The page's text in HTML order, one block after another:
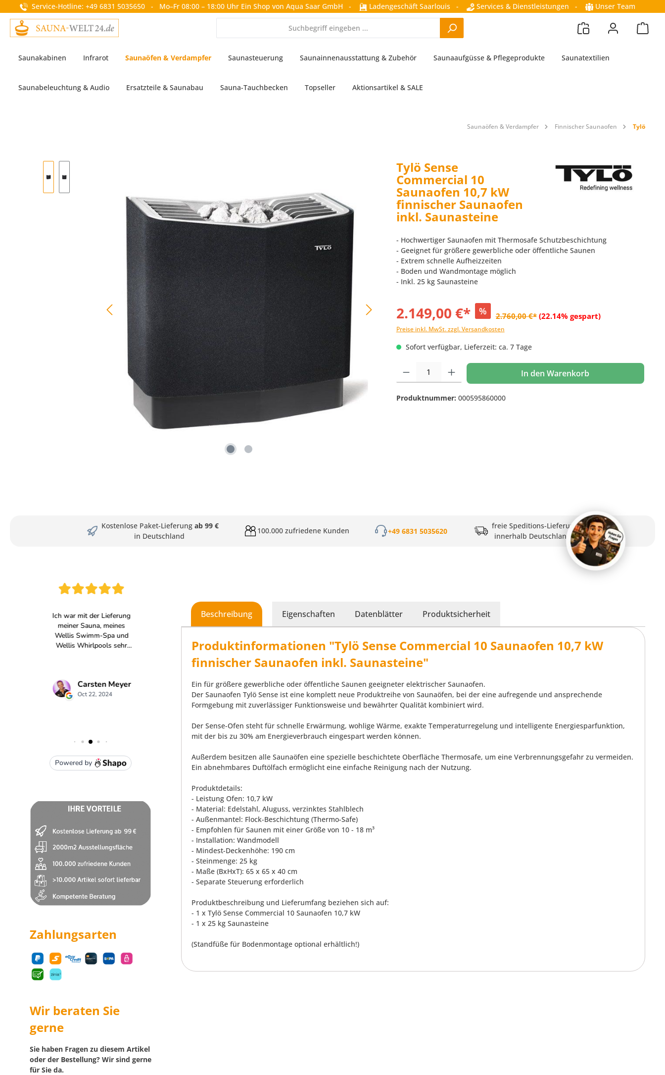
Zur Hauptnavigation springen
Service-Hotline: +49 6831 5035650 - Mo–Fr 08:00 – 18:00 Uhr Ein Shop von Aqua Saar GmbH - Ladengeschäft Saarlouis - Services & Dienstleistungen - Unser Team
Saunakabinen Infrarot Saunaöfen & Verdampfer Saunasteuerung Saunainnenausstattung & Zubehör Saunaaufgüsse & Pflegeprodukte Saunatextilien
Saunabeleuchtung & Audio Ersatzteile & Saunabau Sauna-Tauchbecken Topseller Aktionsartikel & SALE
Saunaöfen & Verdampfer Finnischer Saunaofen Tylö
Tylö Sense
Commercial 10
Saunaofen 10,7 kW
finnischer Saunaofen
inkl. Saunasteine
- Hochwertiger Saunaofen mit Thermosafe Schutzbeschichtung
- Geeignet für größere gewerbliche oder öffentliche Saunen
- Extrem schnelle Aufheizzeiten
- Boden und Wandmontage möglich
- Inkl. 25 kg Saunasteine
2.149,00 €* % 2.760,00 €* (22.14% gespart)
Preise inkl. MwSt. zzgl. Versandkosten
Sofort verfügbar, Lieferzeit: ca. 7 Tage
Produkt Anzahl: Gib den gewünschten Wert ein oder benutze die Schaltflächen um die
In den Warenkorb
Produktnummer: 000595860000
Kostenlose Paket-Lieferung ab 99 €
in Deutschland
100.000 zufriedene Kunden +49 6831 5035620
freie Speditions-Lieferung
innerhalb Deutschlands
Zahlungsarten
Wir beraten Sie
gerne
Sie haben Fragen zu diesem Artikel
oder der Bestellung? Wir sind gerne
für Sie da.
Beschreibung Eigenschaften Datenblätter Produktsicherheit
Produktinformationen "Tylö Sense Commercial 10 Saunaofen 10,7 kW
finnischer Saunaofen inkl. Saunasteine"
Ein für größere gewerbliche oder öffentliche Saunen geeigneter elektrischer Saunaofen.
Der Saunaofen Tylö Sense ist eine komplett neue Produktreihe von Saunaöfen, bei der eine aufregende und ansprechende
Formgebung mit zuverlässiger Funktionsweise und bewährter Qualität kombiniert wird.
Der Sense-Ofen steht für schnelle Erwärmung, wohlige Wärme, exakte Temperaturregelung und intelligente Energiesparfunktion,
mit der bis zu 30% am Energieverbrauch eingespart werden können.
Außerdem besitzen alle Saunaöfen eine spezielle beschichtete Oberfläche Thermosafe, um eine Verbrennungsgefahr zu vermeiden.
Ein abnehmbares Duftölfach ermöglicht eine einfache Reinigung nach der Nutzung.
Produktdetails:
- Leistung Ofen: 10,7 kW
- Material: Edelstahl, Aluguss, verzinktes Stahlblech
- Außenmantel: Flock-Beschichtung (Thermo-Safe)
- Empfohlen für Saunen mit einer Größe von 10 - 18 m³
- Installation: Wandmodell
- Mindest-Deckenhöhe: 190 cm
- Steinmenge: 25 kg
- Maße (BxHxT): 65 x 65 x 40 cm
- Separate Steuerung erforderlich
Produktbeschreibung und Lieferumfang beziehen sich auf:
- 1 x Tylö Sense Commercial 10 Saunaofen 10,7 kW
- 1 x 25 kg Saunasteine
(Standfüße für Bodenmontage optional erhältlich!)